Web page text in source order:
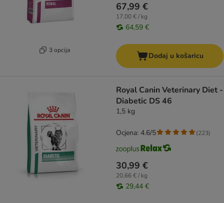
3 opcija
67,99 €
17,00 € / kg
64,59 €
Dodaj u košaricu
Royal Canin Veterinary Diet -
Diabetic DS 46
1,5 kg
30,99 €
20,66 € / kg
29,44 €
Ocjena: 4.6/5 (223)